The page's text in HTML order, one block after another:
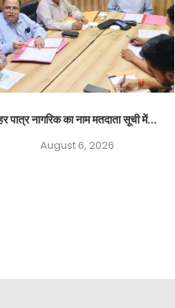
पात्र नागरिक का नाम मतदाता सूची में...
August 6, 2026